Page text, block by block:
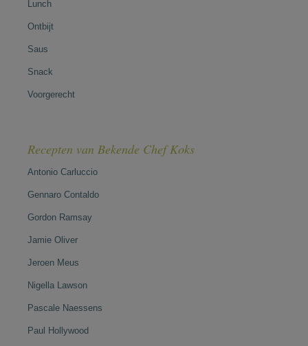
Lunch
Ontbijt
Saus
Snack
Voorgerecht
Recepten van Bekende Chef Koks
Antonio Carluccio
Gennaro Contaldo
Gordon Ramsay
Jamie Oliver
Jeroen Meus
Nigella Lawson
Pascale Naessens
Paul Hollywood